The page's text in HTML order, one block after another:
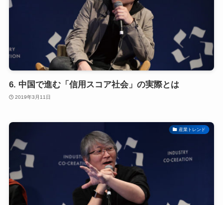
6. 中国で進む「信用スコア社会」の実際とは
2019年3月11日
産業トレンド